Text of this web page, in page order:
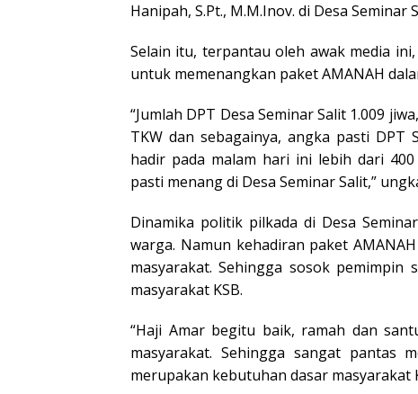
Hanipah, S.Pt., M.M.Inov. di Desa
Selain itu, terpantau oleh awak media
untuk memenangkan paket AMANAH
“Jumlah DPT Desa Seminar Salit 1.009
TKW dan sebagainya, angka pasti DPT
hadir pada malam hari ini lebih dari
pasti menang di Desa Seminar Salit,”
Dinamika politik pilkada di Desa
warga. Namun kehadiran paket
masyarakat. Sehingga sosok
masyarakat KSB.
“Haji Amar begitu baik, ramah dan
masyarakat. Sehingga sangat pantas
merupakan kebutuhan dasar masyarakat